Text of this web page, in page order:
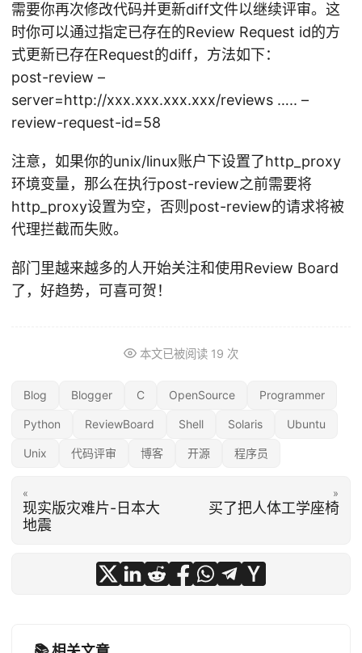
需要你再次修改代码并更新diff文件以继续评审。这
时你可以通过指定已存在的Review Request id的方
式更新已存在Request的diff，方法如下：
post-review –
server=http://xxx.xxx.xxx.xxx/reviews ….. –
review-request-id=58
注意，如果你的unix/linux账户下设置了http_proxy
环境变量，那么在执行post-review之前需要将
http_proxy设置为空，否则post-review的请求将被
代理拦截而失败。
部门里越来越多的人开始关注和使用Review Board
了，好趋势，可喜可贺！
本文已被阅读 19 次
Blog Blogger C OpenSource Programmer
Python ReviewBoard Shell Solaris Ubuntu
Unix 代码评审 博客 开源 程序员
«
现实版灾难片-日本大
地震
»
买了把人体工学座椅